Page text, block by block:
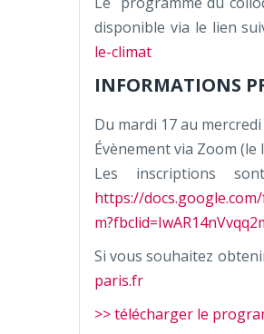
disponible via le lien
le-climat
INFORMATIONS
Du mardi 17 au
Évènement via Zoom
Les inscriptions
https://docs.google.com/
Si vous souhaitez
paris.fr
>> télécharger le